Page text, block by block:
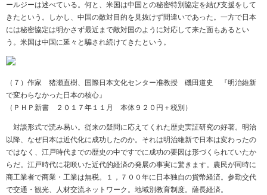
ールジーは述べている。何と、米国は中国との秘密特別協定を結び支援をして
きたという。しかし、中国の敵対目的を見抜けず間違いであった。一方で日本
には秘密協定は明かさず最近まで敵対国のように対応して来た面もあるとい
う。米国は中国に延々と騙され続けてきたという。
（７）作家 猪瀬直樹、国際日本文化センター准教授 磯田道史 『明治維新
で変わらなかった日本の核心』
（ＰＨＰ新書 ２０１７年１１月 本体９２０円＋税別）
対談形式で読み易い。従来の疑問に応えてくれた歴史実証研究の好著。明治
以降、なぜ日本は近代化に成功したのか。それは明治維新で日本は変わったの
ではなく、江戸時代までの歴史の中ですでに成功の要因は形づくられていたか
らだ。江戸時代に花咲いた近代的経済の発展の事実に驚きます。農民が同時に
商工業者で商業・工業は無税。１，７００年に日本独自の貨幣経済。参勤交代
で交通・観光、人材交流ネットワーク。地域別教育制度。薩長経済。